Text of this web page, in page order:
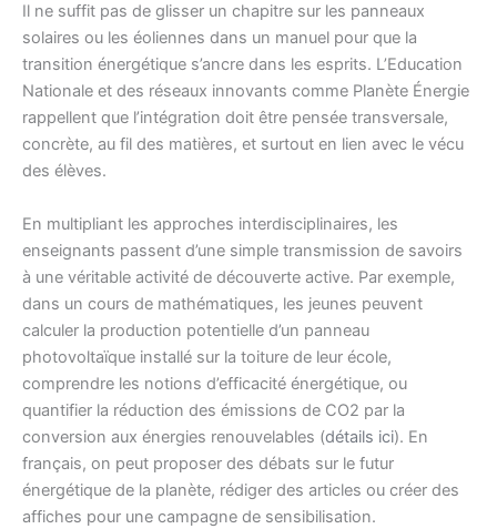
Il ne suffit pas de glisser un chapitre sur les panneaux
solaires ou les éoliennes dans un manuel pour que la
transition énergétique s’ancre dans les esprits. L’Education
Nationale et des réseaux innovants comme Planète Énergie
rappellent que l’intégration doit être pensée transversale,
concrète, au fil des matières, et surtout en lien avec le vécu
des élèves.
En multipliant les approches interdisciplinaires, les
enseignants passent d’une simple transmission de savoirs
à une véritable activité de découverte active. Par exemple,
dans un cours de mathématiques, les jeunes peuvent
calculer la production potentielle d’un panneau
photovoltaïque installé sur la toiture de leur école,
comprendre les notions d’efficacité énergétique, ou
quantifier la réduction des émissions de CO2 par la
conversion aux énergies renouvelables (détails ici). En
français, on peut proposer des débats sur le futur
énergétique de la planète, rédiger des articles ou créer des
affiches pour une campagne de sensibilisation.